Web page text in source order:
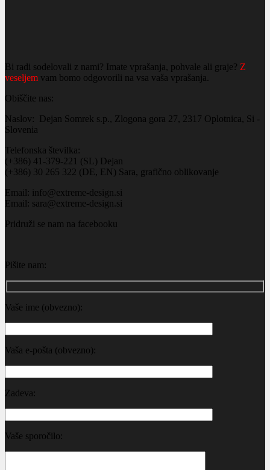
Bi radi sodelovali z nami? Imate vprašanja, pohvale ali graje? Z
veseljem vam bomo odgovorili na vsa vaša vprašanja.
Obiščite nas:
Naslov: Dejan Somrek s.p., Zlogona gora 27, 2317 Oplotnica, Si -
Slovenia
Telefonska številka:
(+386) 41-379-221 (SL) Dejan
(+386) 30 265 322 (DE, EN) Sara, grafično oblikovanje
Email: info@extreme-design.si
Email: sara@extreme-design.si
Pridruži se nam na facebooku
Pišite nam:
Vaše ime (obvezno):
Vaša e-pošta (obvezno):
Zadeva:
Vaše sporočilo: